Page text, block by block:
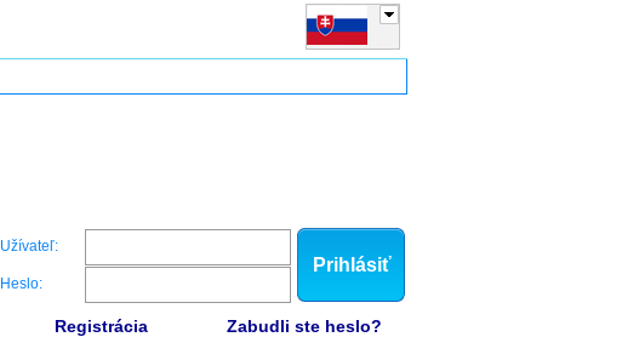
Užívateľ:
Heslo:
Prihlásiť
Registrácia Zabudli ste heslo?